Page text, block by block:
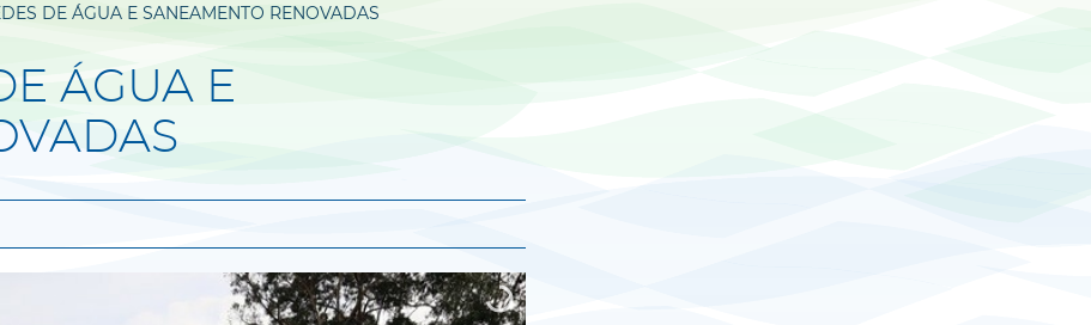
DE ÁGUA E SANEAMENTO RENOVADAS
ÁGUA E